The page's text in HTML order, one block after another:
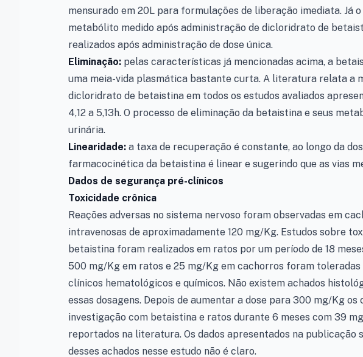
mensurado em 20L para formulações de liberação imediata. Já
metabólito medido após administração de dicloridrato de
realizados após administração de dose única.
Eliminação: pelas características já mencionadas acima, a
uma meia-vida plasmática bastante curta. A literatura relata a
dicloridrato de betaistina em todos os estudos avaliados
4,12 a 5,13h. O processo de eliminação da betaistina e seus
urinária.
Linearidade: a taxa de recuperação é constante, ao longo da
farmacocinética da betaistina é linear e sugerindo que as vias
Dados de segurança pré-clínicos
Toxicidade crônica
Reações adversas no sistema nervoso foram observadas em
intravenosas de aproximadamente 120 mg/Kg. Estudos sobre
betaistina foram realizados em ratos por um período de 18
500 mg/Kg em ratos e 25 mg/Kg em cachorros foram
clínicos hematológicos e químicos. Não existem achados
essas dosagens. Depois de aumentar a dose para 300 mg/Kg
investigação com betaistina e ratos durante 6 meses com 39
reportados na literatura. Os dados apresentados na publicação
desses achados nesse estudo não é claro.